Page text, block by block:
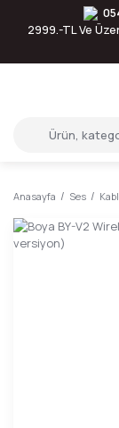
2999.-TL Ve
Anasayfa Ses